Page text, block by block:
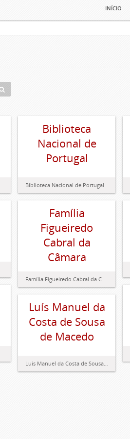
início
Biblioteca
Nacional de
Portugal
Biblioteca Nacional de Portugal
Família
Figueiredo
Cabral da
Câmara
Família Figueiredo Cabral da Câmara
Luís Manuel da
Costa de Sousa
de Macedo
Luís Manuel da Costa de Sousa de Macedo